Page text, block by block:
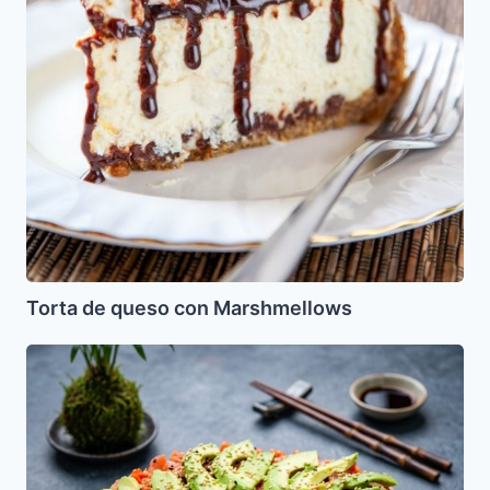
Torta de queso con Marshmellows
Sushi
Cake